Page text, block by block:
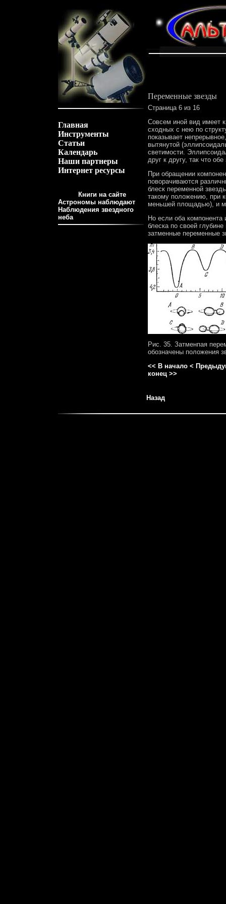
Главная
Инструменты
Статьи
Календарь
Наши партнеры
Интернет ресурсы
Книги на сайте
Астрономы наблюдают
Наблюдения звездного
неба
Переменные звезды
Страница 6 из 16
Совсем иной вид имеет
сходных с нею по
показывает
вытянутой
светимости.
друг к другу, так что
При обращении
поворачиваются
блеск переменной
такому положению, при
меньшей площадью), и
Но если оба
блеска по своей
затменные переменные
Рис. 35. Затменпая
обозначены положения
<< В начало <
конец >>
Назад